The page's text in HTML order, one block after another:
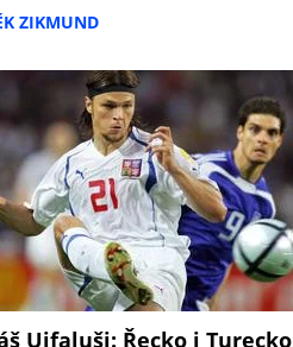
ZIKMUND
Ujfaluši: Řecko i Turecko